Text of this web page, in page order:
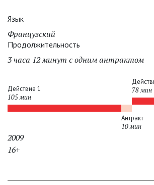
Язык
Французский
Продолжительность
3 часа 12 минут с одним антрактом
Действие 1
105 мин
Антракт
10 мин
78 мин
2009
16+